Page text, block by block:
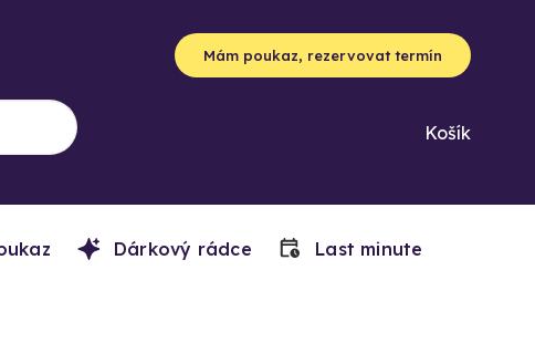
Mám poukaz, rezervovat termín
Košík
Dárkový rádce Last minute